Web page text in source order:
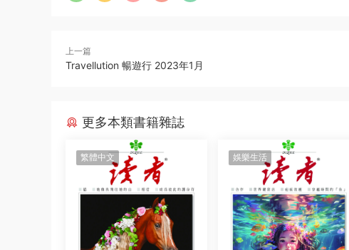
上一篇
Travellution 暢遊行 2023年1月
更多本類書籍雜誌
繁體中文 娛樂生活